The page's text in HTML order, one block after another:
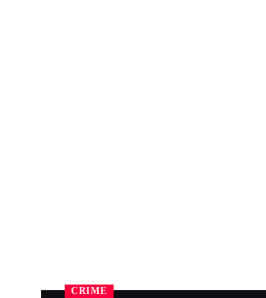
CRIME